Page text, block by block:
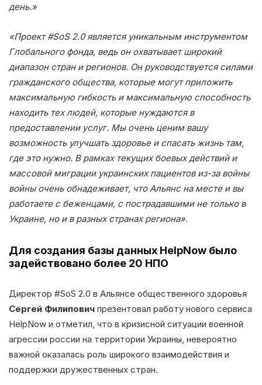
день.»
«Проект #SoS 2.0 является уникальным инструментом
Глобального фонда, ведь он охватывает широкий
диапазон стран и регионов. Он руководствуется силами
гражданского общества, которые могут приложить
максимальную гибкость и максимальную способность
находить тех людей, которые нуждаются в
предоставлении услуг. Мы очень ценим вашу
возможность улучшать здоровье и спасать жизнь там,
где это нужно. В рамках текущих боевых действий и
массовой миграции украинских пациентов из-за войны
войны очень обнадеживает, что Альянс на месте и вы
работаете с беженцами, с пострадавшими не только в
Украине, но и в разных странах региона».
Для создания базы данных HelpNow было
задействовано более 20 НПО
Директор #SoS 2.0 в Альянсе общественного здоровья
Сергей Филипович презентовал работу нового сервиса
HelpNow и отметил, что в кризисной ситуации военной
агрессии россии на территории Украины, невероятно
важной оказалась роль широкого взаимодействия и
поддержки дружественных стран.